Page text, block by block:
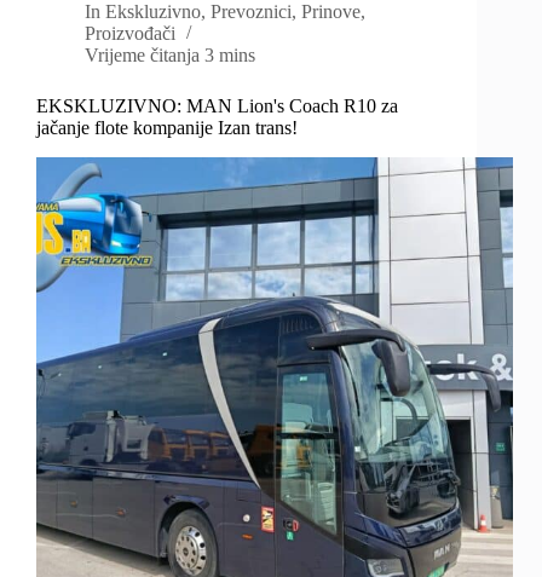
In Ekskluzivno,Prevoznici,Prinove,
Proizvođači
Vrijeme čitanja 3 mins
EKSKLUZIVNO: MAN Lion's Coach R10 za
jačanje flote kompanije Izan trans!